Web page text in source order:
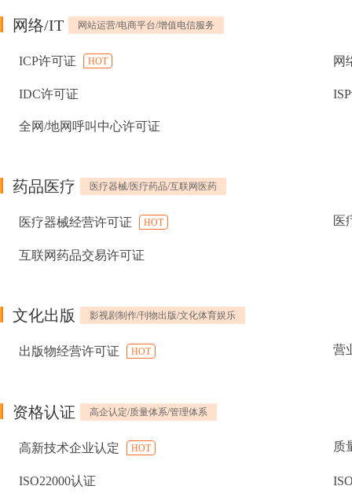
网络/IT 网站运营/电商平台/增值电信服务
ICP许可证 HOT 网
IDC许可证
全网/地网呼叫中心许可证
药品医疗 医疗器械/医疗药品/互联网医药
医疗器械经营许可证 HOT 医
互联网药品交易许可证
文化出版 影视剧制作/刊物出版/文化体育娱乐
出版物经营许可证 HOT 营
资格认证 高企认定/质量体系/管理体系
高新技术企业认定 HOT 质
ISO22000认证